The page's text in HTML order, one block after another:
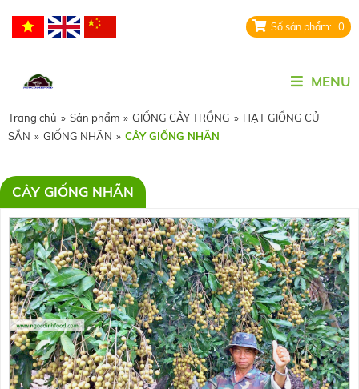
0
MENU
Trang chủ » Sản phẩm » GIỐNG CÂY TRỒNG » HẠT GIỐNG CỦ
SẮN » GIỐNG NHÃN » CÂY GIỐNG NHÃN
CÂY GIỐNG NHÃN